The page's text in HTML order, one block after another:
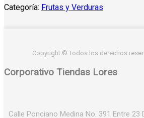
Categoría: Frutas y Verduras
Copyright © Todos los derechos
Corporativo Tiendas Lores
Calle Ponciano Medina No. 391 Entre 23